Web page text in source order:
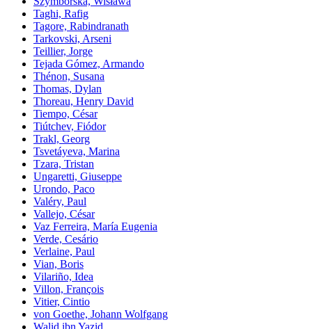
Taghi, Rafig
Tagore, Rabindranath
Tarkovski, Arseni
Teillier, Jorge
Tejada Gómez, Armando
Thénon, Susana
Thomas, Dylan
Thoreau, Henry David
Tiempo, César
Tiútchev, Fiódor
Trakl, Georg
Tsvetáyeva, Marina
Tzara, Tristan
Ungaretti, Giuseppe
Urondo, Paco
Valéry, Paul
Vallejo, César
Vaz Ferreira, María Eugenia
Verde, Cesário
Verlaine, Paul
Vian, Boris
Vilariño, Idea
Villon, François
Vitier, Cintio
von Goethe, Johann Wolfgang
Walid ibn Yazid